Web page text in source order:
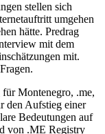
stellen sich
umgehen
hätte. Predrag
mit dem
mit.
Montenegro, .me,
den Aufstieg einer
Bedeutungen auf
von .ME Registry